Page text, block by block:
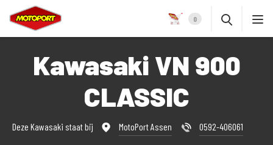
0
Kawasaki VN 900
CLASSIC
Deze Kawasaki staat bij MotoPort Assen 0592-406061